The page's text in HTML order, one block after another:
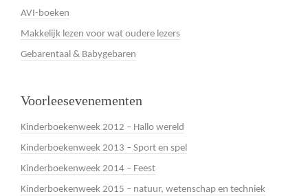
AVI-boeken
Makkelijk lezen voor wat oudere lezers
Gebarentaal & Babygebaren
Voorleesevenementen
Kinderboekenweek 2012 – Hallo wereld
Kinderboekenweek 2013 – Sport en spel
Kinderboekenweek 2014 – Feest
Kinderboekenweek 2015 – natuur, wetenschap en techniek